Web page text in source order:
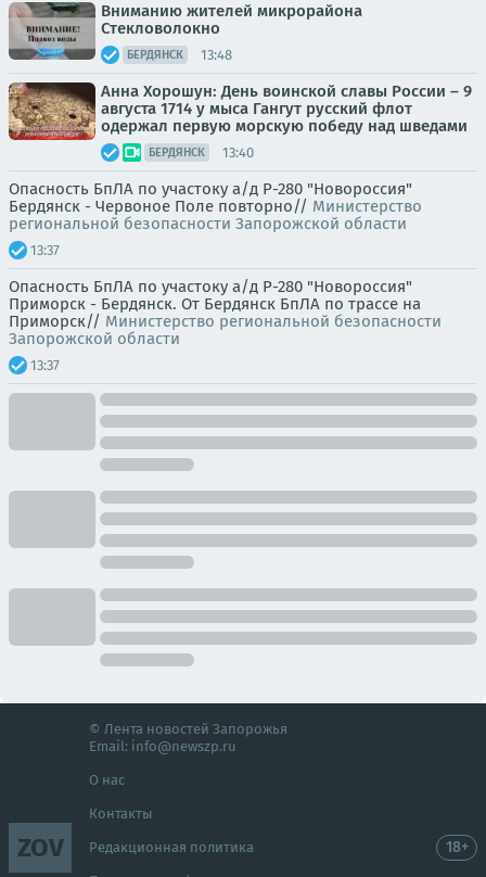
Вниманию жителей микрорайона
Стекловолокно
БЕРДЯНСК 13:48
Анна Хорошун: День воинской славы России – 9
августа 1714 у мыса Гангут русский флот
одержал первую морскую победу над шведами
БЕРДЯНСК 13:40
Опасность БпЛА по участоку а/д Р-280 "Новороссия"
Бердянск - Червоное Поле повторно// Министерство
региональной безопасности Запорожской области
13:37
Опасность БпЛА по участоку а/д Р-280 "Новороссия"
Приморск - Бердянск. От Бердянск БпЛА по трассе на
Приморск// Министерство региональной безопасности
Запорожской области
13:37
ZOV
© Лента новостей Запорожья
Email: info@newszp.ru
О нас
Контакты
Редакционная политика 18+